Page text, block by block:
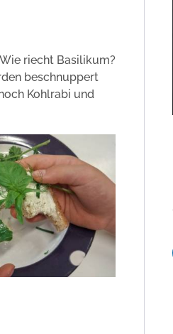
riecht Basilikum?
beschnuppert
Kohlrabi und